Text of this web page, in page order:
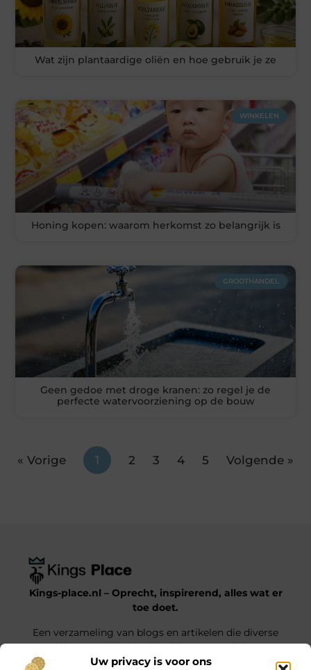
Uw privacy is voor ons
Wat zijn plantaardige oliën en hoe gebruik je ze
WINKELEN
Honing kopen: waarom herkomst zo belangrijk is
GROOTHANDEL
Geen gedoe met droge kranen: zo regel je de
perfecte watervoorziening op de bouw
« Vorige 1 2 3 4 5 Volgende »
Kings-place.nl – Oprecht, inspirerend, alles wat er
toe doet.
Een verzameling van blogs en artikelen die diverse
onderwerpen uit het dagelijks leven belichten.